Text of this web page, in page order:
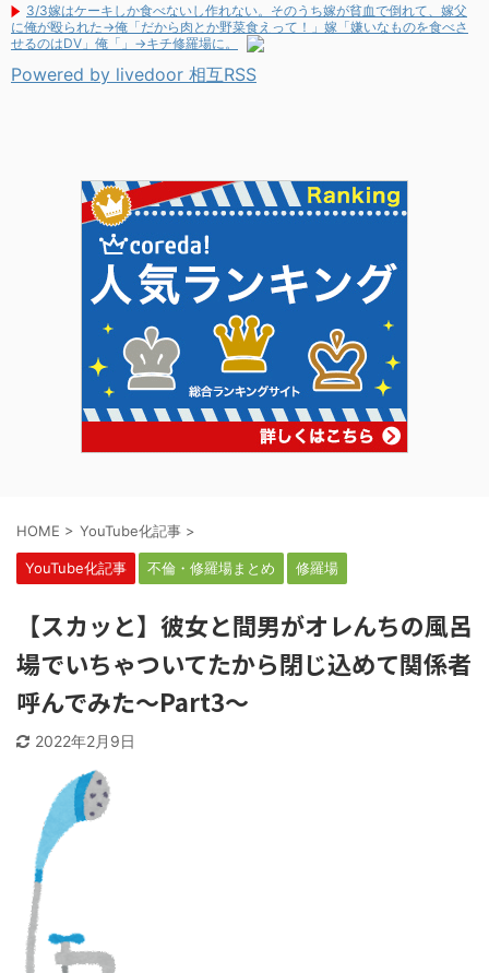
3/3嫁はケーキしか食べないし作れない。そのうち嫁が貧血で倒れて、嫁父
に俺が殴られた→俺「だから肉とか野菜食えって！」嫁「嫌いなものを食べさ
せるのはDV」俺「」→キチ修羅場に。
Powered by livedoor 相互RSS
HOME > YouTube化記事 >
YouTube化記事 不倫・修羅場まとめ 修羅場
【スカッと】彼女と間男がオレんちの風呂
場でいちゃついてたから閉じ込めて関係者
呼んでみた～Part3～
2022年2月9日